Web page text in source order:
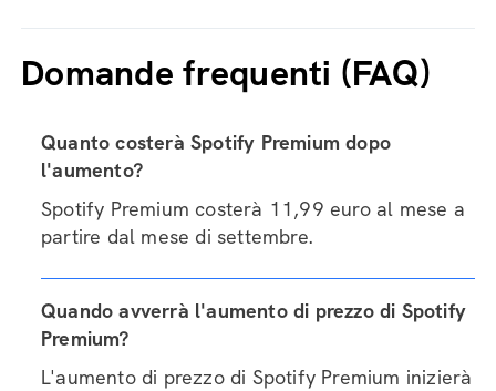
Domande frequenti (FAQ)
Quanto costerà Spotify Premium dopo
l'aumento?
Spotify Premium costerà 11,99 euro al mese a
partire dal mese di settembre.
Quando avverrà l'aumento di prezzo di Spotify
Premium?
L'aumento di prezzo di Spotify Premium inizierà